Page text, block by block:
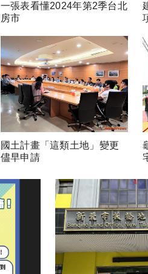
一張表看懂2024年第2季台北
房市
國土計畫「這類土地」變更
儘早申請